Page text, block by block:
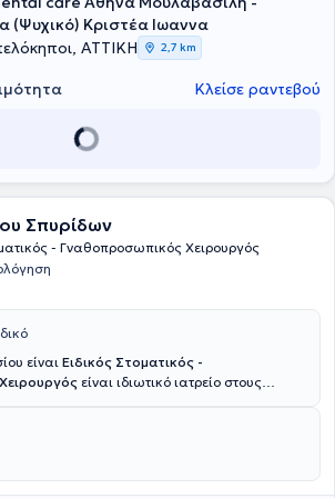
της Δημοσιεύσεις σε Ελληνικά και Ξένα
πλήθος Συμμετοχή σε Επιστημονικές
Επιστημονικά Συνέδρια
Κριστέα Ιωαννα
ΑΤΤΙΚΗ
2,7 km
Κλείσε ραντεβού
Σπυρίδων
- Γναθοπροσωπικός Χειρουργός
είναι Ειδικός Στοματικός -
είναι ιδιωτικό ιατρείο στους
Αθηνών με εκτενή εμπειρία και εξειδίκευση
περιστατικών του στόματος, της
Με μεταπτυχιακούς τίτλους από την
Αθηνών και του Δημοκρίτειου